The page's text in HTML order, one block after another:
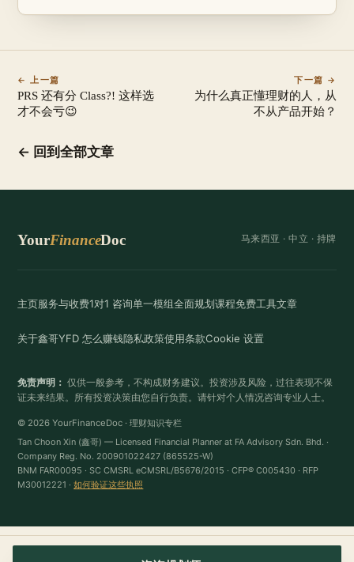
← 上一篇
PRS 还有分 Class?! 这样选
才不会亏😉
下一篇 →
为什么真正懂理财的人，从
不从产品开始？
← 回到全部文章
YourFinanceDoc 马来西亚 ·中立 · 持牌
主页服务与收费1对1 咨询单一模组全面规划课程免费工具文章
关于鑫哥YFD 怎么赚钱隐私政策使用条款Cookie 设置
免责声明： 仅供一般参考，不构成财务建议。投资涉及风险，过往表现不保
证未来结果。所有投资决策由您自行负责。请针对个人情况咨询专业人士。
© 2026 YourFinanceDoc · 理财知识专栏
Tan Choon Xin (鑫哥) — Licensed Financial Planner at FA Advisory Sdn. Bhd. ·
Company Reg. No. 200901022427 (865525-W)
BNM FAR00095 · SC CMSRL eCMSRL/B5676/2015 · CFP® C005430 · RFP
M30012221 ·如何验证这些执照